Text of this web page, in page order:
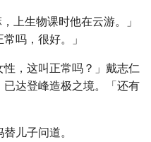
上生物课时他在云游。」
吗，很好。」
性，这叫正常吗？」戴志仁
达登峰造极之境。「还有
儿子问道。